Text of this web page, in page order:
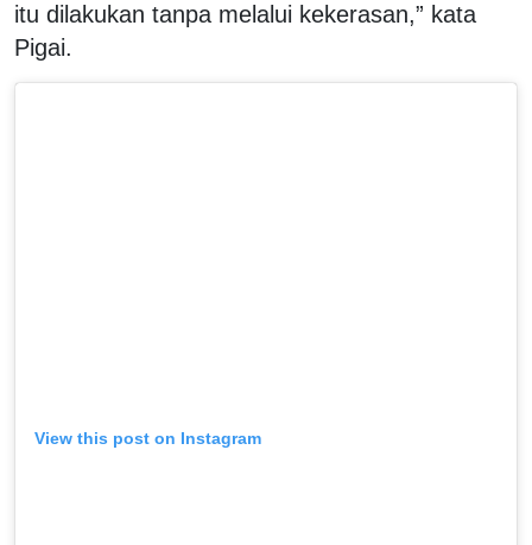
itu dilakukan tanpa melalui kekerasan,” kata
Pigai.
View this post on Instagram